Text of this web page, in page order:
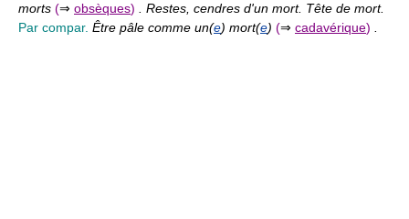
morts (⇒ obsèques) . Restes, cendres d'un mort. Tête de mort.
Par compar. Être pâle comme un(e) mort(e) (⇒ cadavérique) .